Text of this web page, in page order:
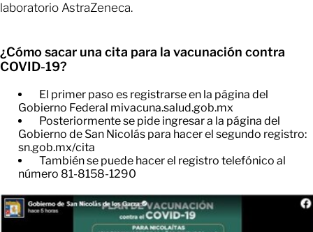
laboratorio AstraZeneca.
¿Cómo sacar una cita para la vacunación contra
COVID-19?
El primer paso es registrarse en la página del
Gobierno Federal mivacuna.salud.gob.mx
Posteriormente se pide ingresar a la página del
Gobierno de San Nicolás para hacer el segundo registro:
sn.gob.mx/cita
También se puede hacer el registro telefónico al
número 81-8158-1290